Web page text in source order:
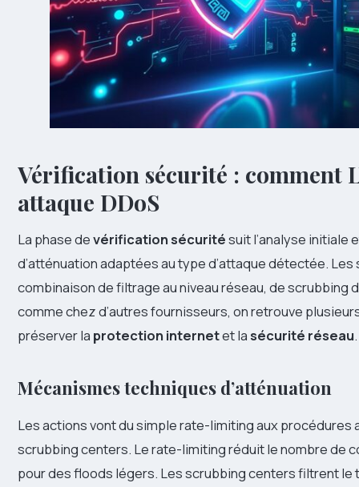
Vérification sécurité : comment
attaque DDoS
La phase devérification sécuritésuit l’analyse
d’atténuation adaptées au type d’attaque détectée.
combinaison de filtrage au niveau réseau, de scrubbing
comme chez d’autres fournisseurs, on retrouve
préserver la protection internetet lasécurité réseau.
Mécanismes techniques d’atténuation
Les actions vont du simple rate-limiting aux procédures
scrubbing centers. Le rate-limiting réduit le nombre de
pour des floods légers. Les scrubbing centers filtrent le